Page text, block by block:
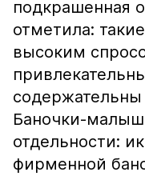
подкрашенная
отметила:
высоким
содержательны
Баночки-
отдельности:
фирменной